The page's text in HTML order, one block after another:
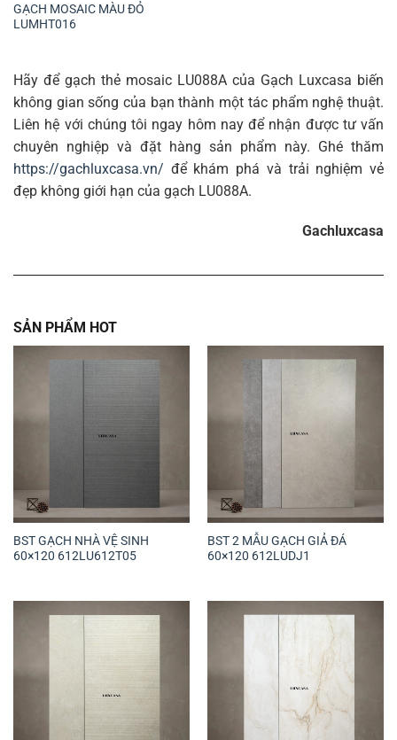
GẠCH MOSAIC MÀU ĐỎ
LUMHT016
Hãy để gạch thẻ mosaic LU088A của Gạch Luxcasa biến
không gian sống của bạn thành một tác phẩm nghệ thuật.
Liên hệ với chúng tôi ngay hôm nay để nhận được tư vấn
chuyên nghiệp và đặt hàng sản phẩm này. Ghé thăm
https://gachluxcasa.vn/ để khám phá và trải nghiệm vẻ
đẹp không giới hạn của gạch LU088A.
Gachluxcasa
SẢN PHẨM HOT
BST GẠCH NHÀ VỆ SINH
60×120 612LU612T05
BST 2 MẪU GẠCH GIẢ ĐÁ
60×120 612LUDJ1